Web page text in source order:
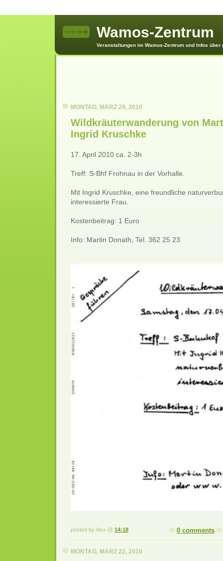
Wamos-Zentrum
Veranstaltungen im Wamos-Zentrum und Infos
MONTAG, MÄRZ 29, 2010
Wildkräuterwanderung von
Ingrid Kruschke
17. April 2010 ca. 2-3h
Treff: S-Bhf Frohnau in der Vorhalle.
Mit Ingrid Kruschke, eine freundliche
interessierte Frau.
Kostenbeitrag: 1 Euro
Info: Martin Donath, Tel. 362 25 23
posted by Alex @ 14:18 0 comments
MONTAG, MÄRZ 22, 2010